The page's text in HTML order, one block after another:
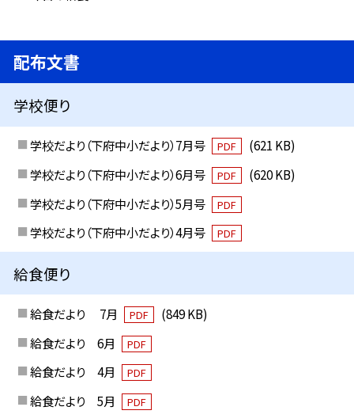
配布文書
学校便り
学校だより（下府中小だより）7月号 PDF
(621 KB)
学校だより（下府中小だより）6月号
PDF
(620 KB)
学校だより（下府中小だより）5月号
PDF
学校だより（下府中小だより）4月号 PDF
給食便り
給食だより 7月 PDF
(849 KB)
給食だより 6月
PDF
給食だより 4月 PDF
給食だより 5月 PDF